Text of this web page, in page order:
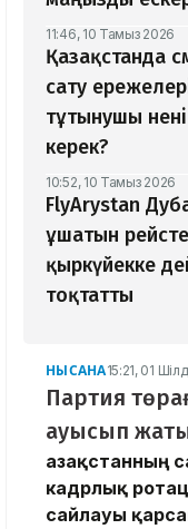
11:46, 10 Тамыз 2026
Қазақстанда
сату
тұтынушы нені
керек?
10:52, 10 Тамыз 2026
FlyArystan
ұшатын
қыркүйекке
тоқтатты
НЫСАНА15:21, 01
Партия
ауысып
Қазақстанның
кадрлық
сайлауы